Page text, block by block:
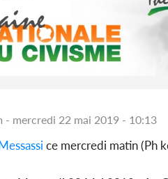
- mercredi 22 mai 2019 - 10:13
ce mercredi matin (Ph